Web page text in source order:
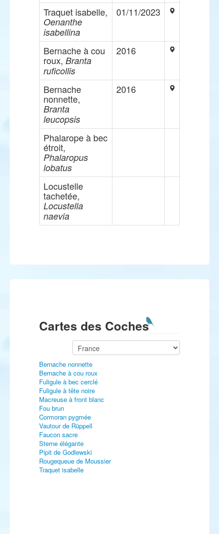
Traquet isabelle,
Oenanthe
isabellina
01/11/2023
Bernache à cou
roux, Branta
ruficollis
2016
Bernache
nonnette,
Branta
leucopsis
2016
Phalarope à bec
étroit,
Phalaropus
lobatus
Locustelle
tachetée,
Locustella
naevia
Cartes des Coches
Bernache nonnette
Bernache à cou roux
Fuligule à bec cerclé
Fuligule à tête noire
Macreuse à front blanc
Fou brun
Cormoran pygmée
Vautour de Rüppell
Faucon sacre
Sterne élégante
Pipit de Godlewski
Rougequeue de Moussier
Traquet isabelle